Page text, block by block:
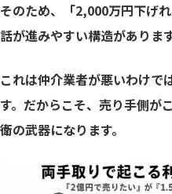
そのため、「2,000万円下げ
話が進みやすい構造があります
これは仲介業者が悪いわけで
す。だからこそ、売り手側が
衛の武器になります。